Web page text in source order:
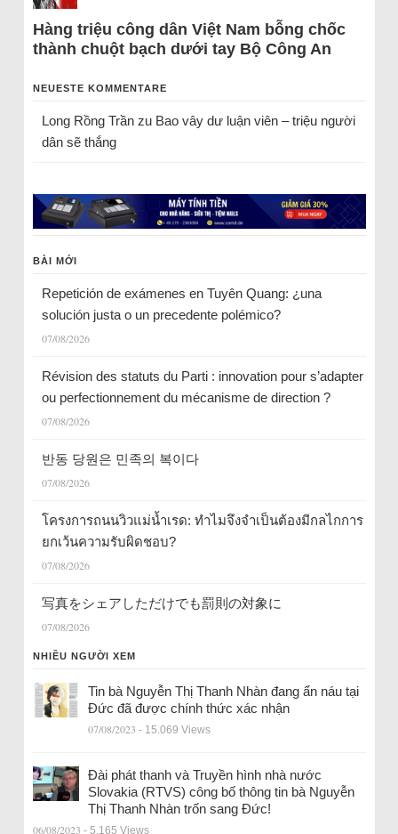
Hàng triệu công dân Việt Nam bỗng chốc
thành chuột bạch dưới tay Bộ Công An
NEUESTE KOMMENTARE
Long Rồng Trầnzu Bao vây dư luận viên – triệu người
dân sẽ thắng
BÀI MỚI
Repetición de exámenes en Tuyên Quang: ¿una
solución justa o un precedente polémico?
07/08/2026
Révision des statuts du Parti : innovation pour s’adapter
ou perfectionnement du mécanisme de direction ?
07/08/2026
반동 당원은 민족의 복이다
07/08/2026
โครงการถนนวิวแม่น้ำเรด: ทำไมจึงจำเป็นต้องมีกลไกการ
ยกเว้นความรับผิดชอบ?
07/08/2026
写真をシェアしただけでも罰則の対象に
07/08/2026
NHIỀU NGƯỜI XEM
Tin bà Nguyễn Thị Thanh Nhàn đang ẩn náu tại
Đức đã được chính thức xác nhận
07/08/2023 - 15.069 Views
Đài phát thanh và Truyền hình nhà nước
Slovakia (RTVS) công bố thông tin bà Nguyễn
Thị Thanh Nhàn trốn sang Đức!
06/08/2023 - 5.165 Views